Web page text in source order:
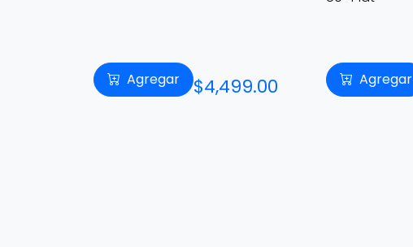
Agregar $4,499.00 Agregar